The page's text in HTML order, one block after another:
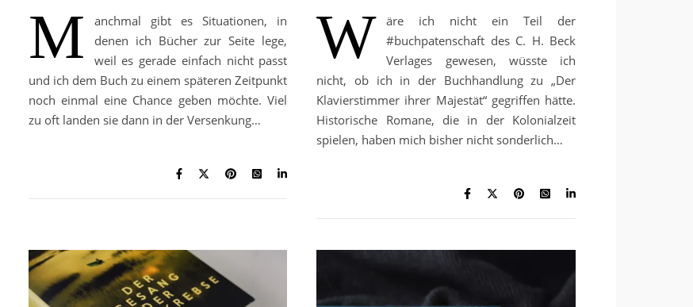
M
anchmal gibt es Situationen, in
denen ich Bücher zur Seite lege,
weil es gerade einfach nicht passt
und ich dem Buch zu einem späteren Zeitpunkt
noch einmal eine Chance geben möchte. Viel
zu oft landen sie dann in der Versenkung…
W
äre ich nicht ein Teil der
#buchpatenschaft des C. H. Beck
Verlages gewesen, wüsste ich
nicht, ob ich in der Buchhandlung zu „Der
Klavierstimmer ihrer Majestät“ gegriffen hätte.
Historische Romane, die in der Kolonialzeit
spielen, haben mich bisher nicht sonderlich…